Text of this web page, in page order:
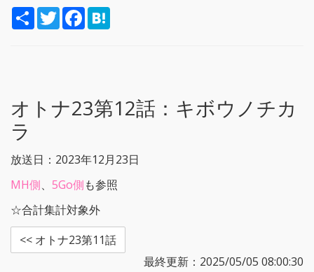
S
h
T
w
F
a
オトナ23第12話： キボウノチカ
ラ
放送日：2023年12月23日
MH側、 5Go側も参照
☆合計集計対象外
<< オトナ23第11話
最終更新：2025/05/05 08:00:30